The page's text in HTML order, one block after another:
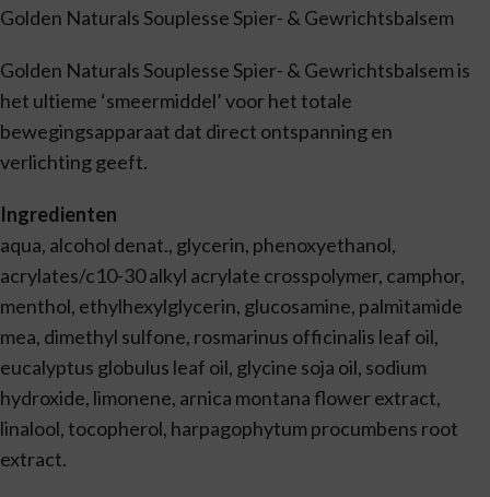
Golden Naturals Souplesse Spier- & Gewrichtsbalsem
Golden Naturals Souplesse Spier- & Gewrichtsbalsem is
het ultieme ‘smeermiddel’ voor het totale
bewegingsapparaat dat direct ontspanning en
verlichting geeft.
Ingredienten
aqua, alcohol denat., glycerin, phenoxyethanol,
acrylates/c10-30 alkyl acrylate crosspolymer, camphor,
menthol, ethylhexylglycerin, glucosamine, palmitamide
mea, dimethyl sulfone, rosmarinus officinalis leaf oil,
eucalyptus globulus leaf oil, glycine soja oil, sodium
hydroxide, limonene, arnica montana flower extract,
linalool, tocopherol, harpagophytum procumbens root
extract.